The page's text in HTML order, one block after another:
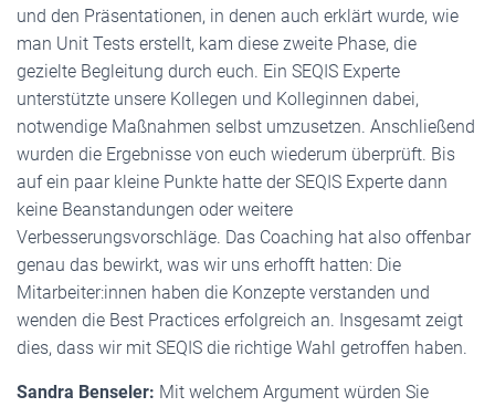
und den Präsentationen, in denen auch erklärt wurde, wie
man Unit Tests erstellt, kam diese zweite Phase, die
gezielte Begleitung durch euch. Ein SEQIS Experte
unterstützte unsere Kollegen und Kolleginnen dabei,
notwendige Maßnahmen selbst umzusetzen. Anschließend
wurden die Ergebnisse von euch wiederum überprüft. Bis
auf ein paar kleine Punkte hatte der SEQIS Experte dann
keine Beanstandungen oder weitere
Verbesserungsvorschläge. Das Coaching hat also offenbar
genau das bewirkt, was wir uns erhofft hatten: Die
Mitarbeiter:innen haben die Konzepte verstanden und
wenden die Best Practices erfolgreich an. Insgesamt zeigt
dies, dass wir mit SEQIS die richtige Wahl getroffen haben.
Sandra Benseler: Mit welchem Argument würden Sie